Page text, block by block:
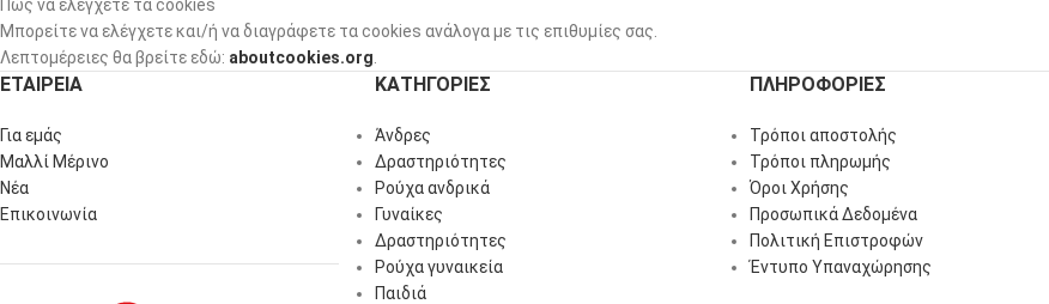
Πώς να ελέγχετε τα cookies
Μπορείτε να ελέγχετε και/ή να διαγράφετε τα cookies ανάλογα με τις επιθυμίες σας.
Λεπτομέρειες θα βρείτε εδώ: aboutcookies.org
ΕΤΑΙΡΕΙΑ
Για εμάς
Μαλλί Μέρινο
Νέα
Επικοινωνία
ΚΑΤΗΓΟΡΙΕΣ
Άνδρες
Δραστηριότητες
Ρούχα ανδρικά
Γυναίκες
Δραστηριότητες
Ρούχα γυναικεία
Παιδιά
ΠΛΗΡΟΦΟΡΊΕΣ
Τρόποι αποστολής
Τρόποι πληρωμής
Όροι Χρήσης
Προσωπικά Δεδομένα
Πολιτική Επιστροφών
Έντυπο Υπαναχώρησης